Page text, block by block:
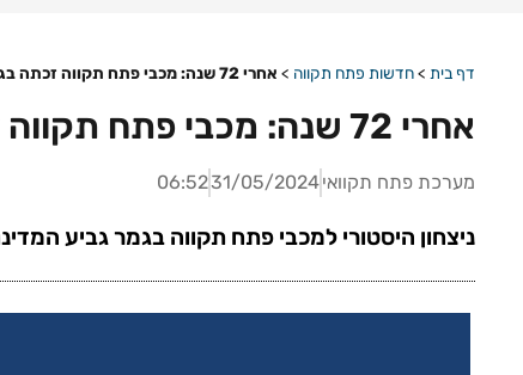
דף בית >חדשות פתח תקווה > אחרי 72 שנה: מכבי פתח תקווה זכתה בגביע המדינה 🏆
אחרי 72 שנה: מכבי פתח תקווה זכתה בגביע המדינה 🏆
מערכת פתח תקוואי31/05/2024
06:52
ניצחון היסטורי למכבי פתח תקווה בגמר גביע